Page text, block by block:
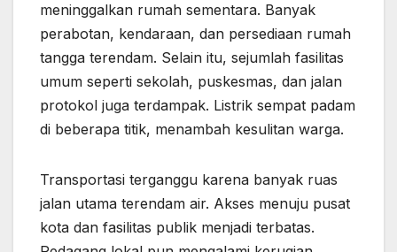
meninggalkan rumah sementara. Banyak
perabotan, kendaraan, dan persediaan rumah
tangga terendam. Selain itu, sejumlah fasilitas
umum seperti sekolah, puskesmas, dan jalan
protokol juga terdampak. Listrik sempat padam
di beberapa titik, menambah kesulitan warga.
Transportasi terganggu karena banyak ruas
jalan utama terendam air. Akses menuju pusat
kota dan fasilitas publik menjadi terbatas.